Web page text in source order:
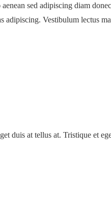
sed adipiscing diam
adipiscing. Vestibulum lectus
duis at tellus at. Tristique et